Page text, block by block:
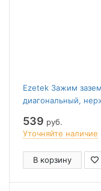
Ezetek Зажим
диагональный,
539 руб.
Уточняйте наличие
В корзину